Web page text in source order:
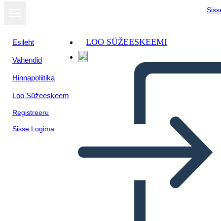
Esileht
Vahendid
Hinnapoliitika
Loo Süžeeskeem
Registreeru
Sisse Logima
LOO SÜŽEESKEEMI